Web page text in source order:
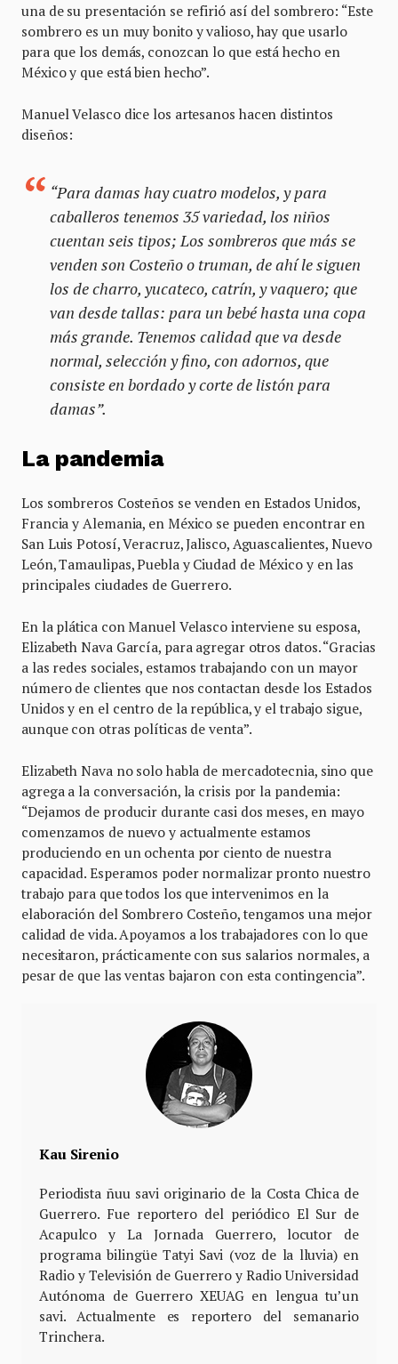
una de su presentación se refirió así del sombrero: “Este
sombrero es un muy bonito y valioso, hay que usarlo
para que los demás, conozcan lo que está hecho en
México y que está bien hecho”.
Manuel Velasco dice los artesanos hacen distintos
diseños:
“Para damas hay cuatro modelos, y para
caballeros tenemos 35 variedad, los niños
cuentan seis tipos; Los sombreros que más se
venden son Costeño o truman, de ahí le siguen
los de charro, yucateco, catrín, y vaquero; que
van desde tallas: para un bebé hasta una copa
más grande. Tenemos calidad que va desde
normal, selección y fino, con adornos, que
consiste en bordado y corte de listón para
damas”.
La pandemia
Los sombreros Costeños se venden en Estados Unidos,
Francia y Alemania, en México se pueden encontrar en
San Luis Potosí, Veracruz, Jalisco, Aguascalientes, Nuevo
León, Tamaulipas, Puebla y Ciudad de México y en las
principales ciudades de Guerrero.
En la plática con Manuel Velasco interviene su esposa,
Elizabeth Nava García, para agregar otros datos. “Gracias
a las redes sociales, estamos trabajando con un mayor
número de clientes que nos contactan desde los Estados
Unidos y en el centro de la república, y el trabajo sigue,
aunque con otras políticas de venta”.
Elizabeth Nava no solo habla de mercadotecnia, sino que
agrega a la conversación, la crisis por la pandemia:
“Dejamos de producir durante casi dos meses, en mayo
comenzamos de nuevo y actualmente estamos
produciendo en un ochenta por ciento de nuestra
capacidad. Esperamos poder normalizar pronto nuestro
trabajo para que todos los que intervenimos en la
elaboración del Sombrero Costeño, tengamos una mejor
calidad de vida. Apoyamos a los trabajadores con lo que
necesitaron, prácticamente con sus salarios normales, a
pesar de que las ventas bajaron con esta contingencia”.
Kau Sirenio
Periodista ñuu savi originario de la Costa Chica de
Guerrero. Fue reportero del periódico El Sur de
Acapulco y La Jornada Guerrero, locutor de
programa bilingüe Tatyi Savi (voz de la lluvia) en
Radio y Televisión de Guerrero y Radio Universidad
Autónoma de Guerrero XEUAG en lengua tu’un
savi. Actualmente es reportero del semanario
Trinchera.